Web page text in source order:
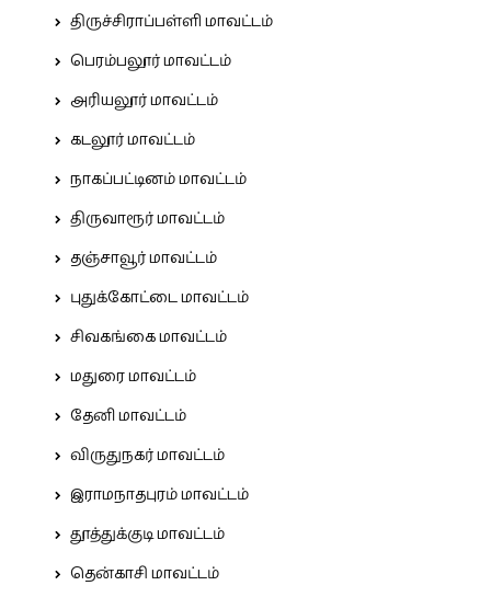
திருச்சிராப்பள்ளி மாவட்டம்
பெரம்பலூர் மாவட்டம்
அரியலூர் மாவட்டம்
கடலூர் மாவட்டம்
நாகப்பட்டினம் மாவட்டம்
திருவாரூர் மாவட்டம்
தஞ்சாவூர் மாவட்டம்
புதுக்கோட்டை மாவட்டம்
சிவகங்கை மாவட்டம்
மதுரை மாவட்டம்
தேனி மாவட்டம்
விருதுநகர் மாவட்டம்
இராமநாதபுரம் மாவட்டம்
தூத்துக்குடி மாவட்டம்
தென்காசி மாவட்டம்